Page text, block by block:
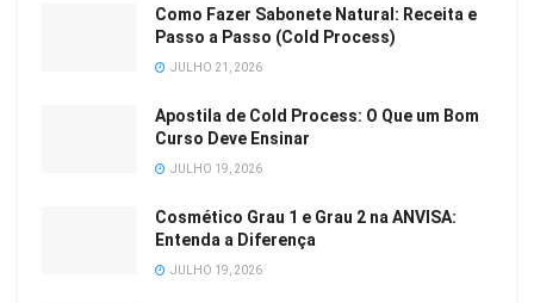
Como Fazer Sabonete Natural: Receita e
Passo a Passo (Cold Process)
JULHO 21, 2026
Apostila de Cold Process: O Que um Bom
Curso Deve Ensinar
JULHO 19, 2026
Cosmético Grau 1 e Grau 2 na ANVISA:
Entenda a Diferença
JULHO 19, 2026